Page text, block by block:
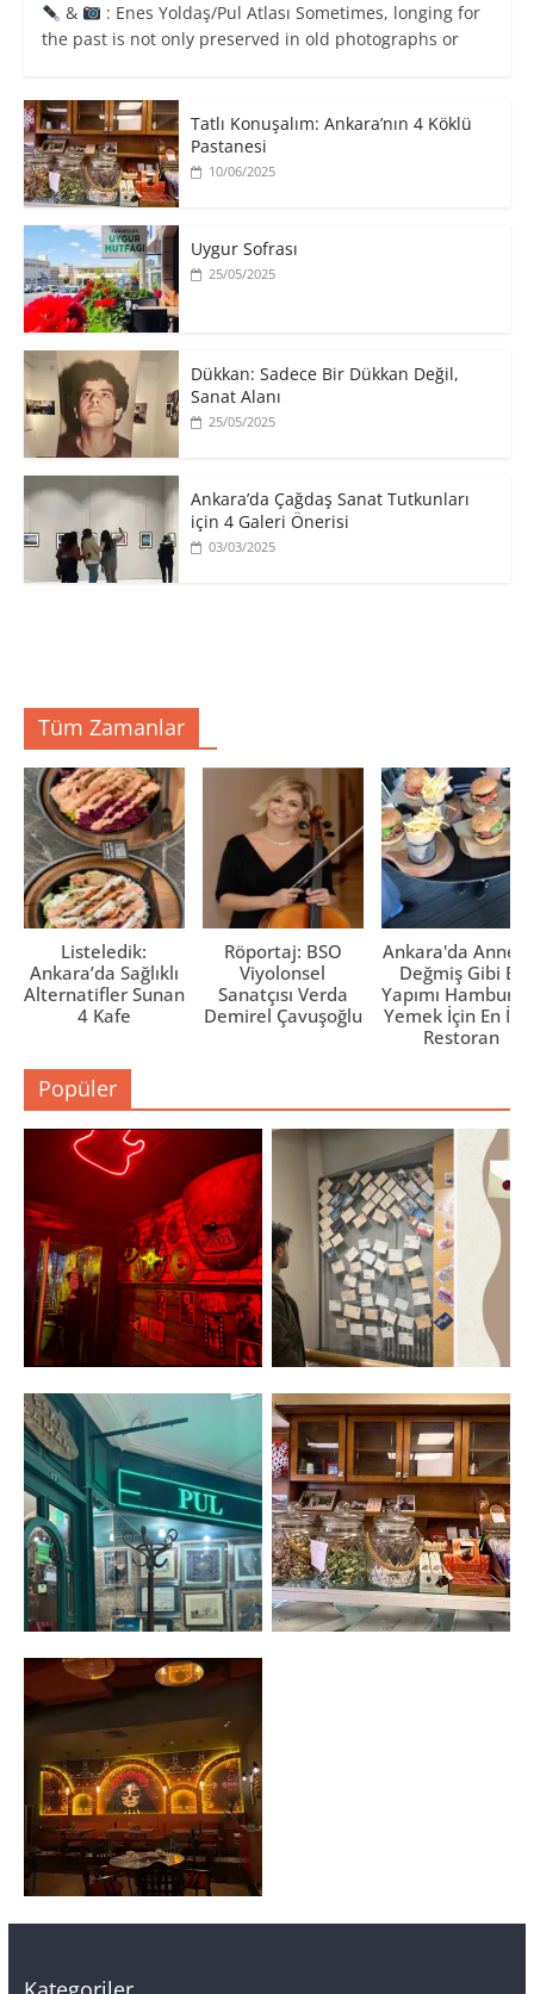
&
: Enes Yoldaş/Pul Atlası Sometimes, longing for
the past is not only preserved in old photographs or
Tatlı Konuşalım: Ankara’nın 4 Köklü
Pastanesi
10/06/2025
Uygur Sofrası
25/05/2025
​Dükkan: Sadece Bir Dükkan Değil,
Sanat Alanı
25/05/2025
Ankara’da Çağdaş Sanat Tutkunları
için 4 Galeri Önerisi
03/03/2025
Tüm Zamanlar
Listeledik:
Ankara’da Sağlıklı
Alternatifler Sunan
4 Kafe
Röportaj: BSO
Viyolonsel
Sanatçısı Verda
Demirel Çavuşoğlu
Ankara'da Anne
Değmiş Gibi Ev
Yapımı
Yemek İçin En İyi
Restoran
Popüler